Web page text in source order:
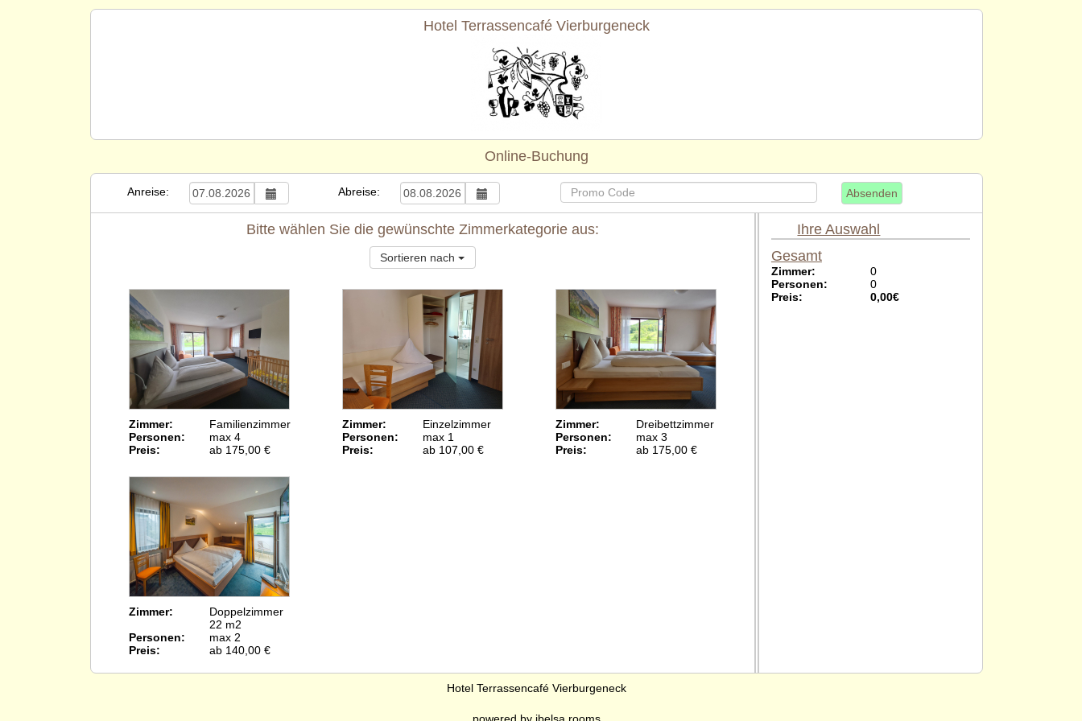
Hotel Terrassencafé Vierburgeneck
Online-Buchung
Anreise: Abreise: Absenden
Bitte wählen Sie die gewünschte Zimmerkategorie aus:
Sortieren nach
Zimmer:
Familienzimmer
Personen:
max 4
Preis:
ab 175,00 €
Zimmer:
Einzelzimmer
Personen:
max 1
Preis:
ab 107,00 €
Zimmer:
Dreibettzimmer
Personen:
max 3
Preis:
ab 175,00 €
Zimmer:
Doppelzimmer
22 m2
Personen:
max 2
Preis:
ab 140,00 €
Ihre Auswahl
Gesamt
Zimmer:
0
Personen:
0
Preis:
0,00€
Hotel Terrassencafé Vierburgeneck